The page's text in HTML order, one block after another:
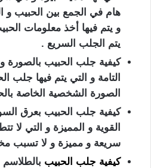
هام في الجمع بين الحبيب و
و يتم فيها أخذ معلومات
يتم الجلب السريع .
كيفية جلب الحبيب
التامة و التي يتم فيها جلب
الصورة الشخصية الخاصة
كيفية جلب الحبيب بعرق
القوية و المميزة و التي لا
سريعة و مميزة و لا تسبب
كيفية جلب الحبيب بالطلاسم